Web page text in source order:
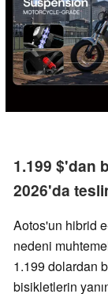
1.199 $'dan
2026'da
Aotos'un hibrid
nedeni
1.199 dolardan
bisikletlerin